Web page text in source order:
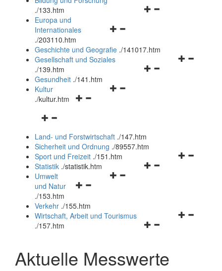
Navigationsmenü
./133.htm
Navigationsmenü
und
schließen
Europa und
Internationales
./203110.htm
Geschichte und Geografie ./141017.htm
Navigationsmenü
Gesellschaft und Soziales
./139.htm
Navigationsmenü
Gesundheit ./141.htm
Navigationsmenü
Kultur
./kultur.htm
Navigationsmenü
und
schließen
Land- und Forstwirtschaft ./147.htm
Sicherheit und Ordnung ./89557.htm
Navigationsmenü
Sport und Freizeit ./151.htm
Navigationsmenü
Statistik ./statistik.htm
Navigationsmenü
und
schließen
Umwelt
und Natur
./153.htm
Verkehr ./155.htm
Navigationsmenü
schließen
Wirtschaft, Arbeit und Tourismus
./157.htm
Aktuelle Messwerte